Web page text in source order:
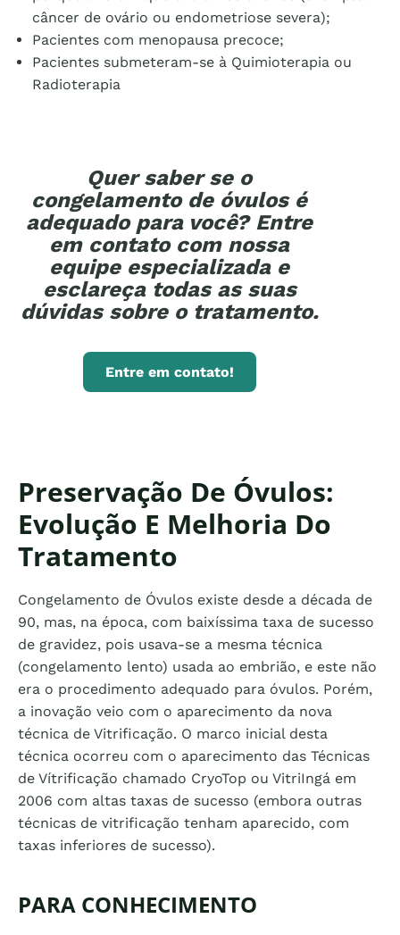
câncer de ovário ou endometriose severa);
Pacientes com menopausa precoce;
Pacientes submeteram-se à Quimioterapia ou
Radioterapia
Quer saber se o
congelamento de óvulos é
adequado para você? Entre
em contato com nossa
equipe especializada e
esclareça todas as suas
dúvidas sobre o tratamento.
Entre em contato!
Preservação De Óvulos:
Evolução E Melhoria Do
Tratamento
Congelamento de Óvulos existe desde a década de
90, mas, na época, com baixíssima taxa de sucesso
de gravidez, pois usava-se a mesma técnica
(congelamento lento) usada ao embrião, e este não
era o procedimento adequado para óvulos. Porém,
a inovação veio com o aparecimento da nova
técnica de Vitrificação. O marco inicial desta
técnica ocorreu com o aparecimento das Técnicas
de Vítrificação chamado CryoTop ou VitriIngá em
2006 com altas taxas de sucesso (embora outras
técnicas de vitrificação tenham aparecido, com
taxas inferiores de sucesso).
PARA CONHECIMENTO